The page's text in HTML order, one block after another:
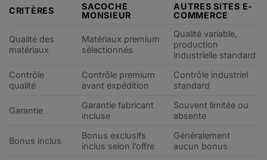
CRITÈRES
SACOCHE
MONSIEUR
AUTRES SITES E-
COMMERCE
Qualité des
matériaux
Matériaux premium
sélectionnés
Qualité variable,
production
industrielle standard
Contrôle
qualité
Contrôle premium
avant expédition
Contrôle industriel
standard
Garantie
Garantie fabricant
incluse
Souvent limitée ou
absente
Bonus inclus
Bonus exclusifs
inclus selon l’offre
Généralement
aucun bonus